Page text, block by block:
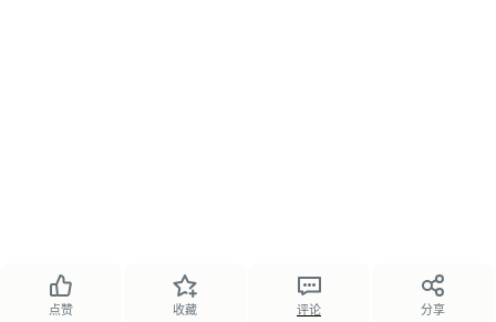
点赞 收藏 评论 分享